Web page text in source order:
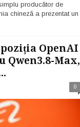
producător de
chineză a prezentat un
OpenAI
Qwen3.8-Max,
0